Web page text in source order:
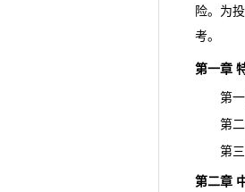
险。为
考。
第一章
第一
第二
第三
第二章